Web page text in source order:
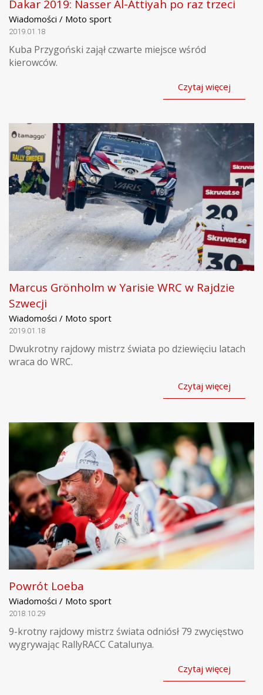
Dakar 2019: Nasser Al-Attiyah po raz trzeci
Wiadomości / Moto sport
2019.01.18
Kuba Przygoński zajął czwarte miejsce wśród
kierowców.
Czytaj więcej
Marcus Grönholm w Yarisie WRC w Rajdzie
Szwecji
Wiadomości / Moto sport
2019.01.18
Dwukrotny rajdowy mistrz świata po dziewięciu latach
wraca do WRC.
Czytaj więcej
Powrót Loeba
Wiadomości / Moto sport
2018.10.29
9-krotny rajdowy mistrz świata odniósł 79 zwycięstwo
wygrywając RallyRACC Catalunya.
Czytaj więcej